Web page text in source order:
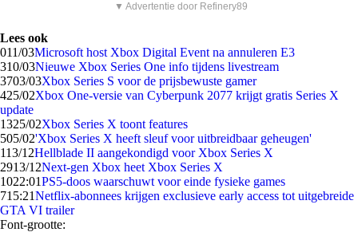
▼ Advertentie door Refinery89
Lees ook
011/03Microsoft host Xbox Digital Event na annuleren E3
310/03Nieuwe Xbox Series One info tijdens livestream
3703/03Xbox Series S voor de prijsbewuste gamer
425/02Xbox One-versie van Cyberpunk 2077 krijgt gratis Series X
update
1325/02Xbox Series X toont features
505/02'Xbox Series X heeft sleuf voor uitbreidbaar geheugen'
113/12Hellblade II aangekondigd voor Xbox Series X
2913/12Next-gen Xbox heet Xbox Series X
1022:01PS5-doos waarschuwt voor einde fysieke games
715:21Netflix-abonnees krijgen exclusieve early access tot uitgebreide
GTA VI trailer
Font-grootte: